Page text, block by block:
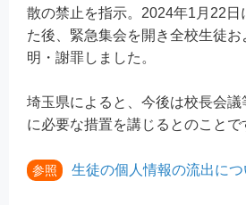
散の禁止を指示。2024年1月22日
た後、緊急集会を開き全校生徒お
明・謝罪しました。
埼玉県によると、今後は校長会議
に必要な措置を講じるとのことで
参照 生徒の個人情報の流出に